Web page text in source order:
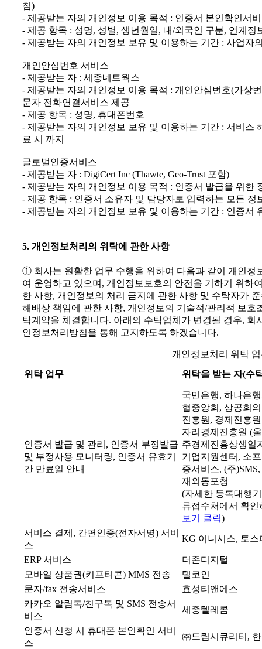
침)
- 제공받는 자의 개인정보 이용 목적 : 인증서 본인확인서
- 제공 항목 : 성명, 성별, 생년월일, 내/외국인 구분, 연계
- 제공받는 자의 개인정보 보유 및 이용하는 기간 : 사업자
개인안심번호 서비스
- 제공받는 자 : 세종네트웍스
- 제공받는 자의 개인정보 이용 목적 : 개인안심번호(가상
문자 전화연결서비스 제공
- 제공 항목 : 성명, 휴대폰번호
- 제공받는 자의 개인정보 보유 및 이용하는 기간 : 서비스
료 시 까지
글로벌인증서비스
- 제공받는 자 : DigiCert Inc (Thawte, Geo-Trust 포함)
- 제공받는 자의 개인정보 이용 목적 : 인증서 발급을 위한
- 제공 항목 : 인증서 소유자 및 담당자로 입력하는 모든 정
- 제공받는 자의 개인정보 보유 및 이용하는 기간 : 인증서
5. 개인정보처리의 위탁에 관한 사항
① 회사는 원활한 업무 수행을 위하여 다음과 같이 개인정
여 운영하고 있으며, 개인정보보호의 안전을 기하기 위하
한 사항, 개인정보의 처리 금지에 관한 사항 및 수탁자가
해배상 책임에 관한 사항, 개인정보의 기술적/관리적 보호
탁계약을 체결합니다. 아래의 수탁업체가 변경될 경우, 회
인정보처리방침을 통해 고지하도록 하겠습니다.
개인정보처리 위탁
위탁 업무
위탁을 받는 자(수
인증서 발급 및 관리, 인증서 부정발급
및 부정사용 모니터링, 인증서 유효기
간 만료일 안내
국민은행, 하나은
협중앙회, 상공회
진흥원, 경제진흥
자리경제진흥원 (
주경제진흥상생일
기업지원센터, 소
증서비스, (주
재외동포청
(자세한 등록대행
류접수처에서 확
보기 클릭)
서비스 결제, 간편인증(전자서명) 서비
스
KG 이니시스, 토스
ERP 서비스
더존디지털
모바일 상품권(키프티콘) MMS 전송
텔코인
문자/fax 전송서비스
효성티앤에스
카카오 알림톡/친구톡 및 SMS 전송서
비스
세종텔레콤
인증서 신청 시 휴대폰 본인확인 서비
스
㈜드림시큐리티,